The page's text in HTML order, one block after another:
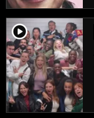
player2